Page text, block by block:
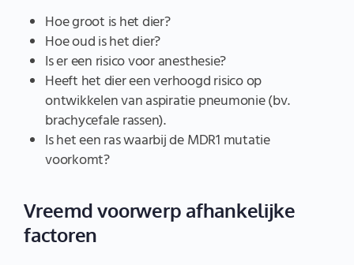
Hoe groot is het dier?
Hoe oud is het dier?
Is er een risico voor anesthesie?
Heeft het dier een verhoogd risico op
ontwikkelen van aspiratie pneumonie (bv.
brachycefale rassen).
Is het een ras waarbij de MDR1 mutatie
voorkomt?
Vreemd voorwerp afhankelijke
factoren